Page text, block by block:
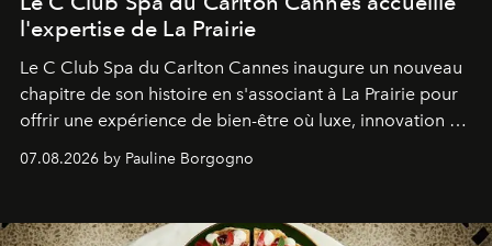
l'expertise de La Prairie
Le C Club Spa du Carlton Cannes inaugure un nouveau
chapitre de son histoire en s'associant à La Prairie pour
offrir une expérience de bien-être où luxe, innovation et
expertise se rencontrent.
07.08.2026 by Pauline Borgogno